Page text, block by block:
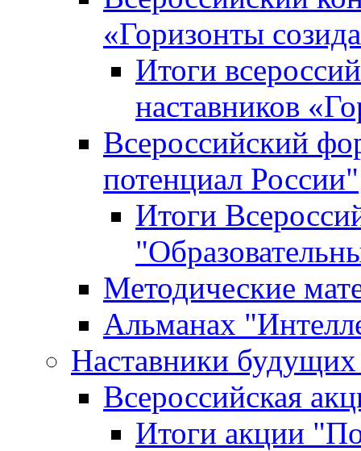
«Горизонты
Итоги
наставников
Всероссийский
потенциал России"
Итоги
Методические
Альманах
Наставники
Всероссийская
Итоги акции